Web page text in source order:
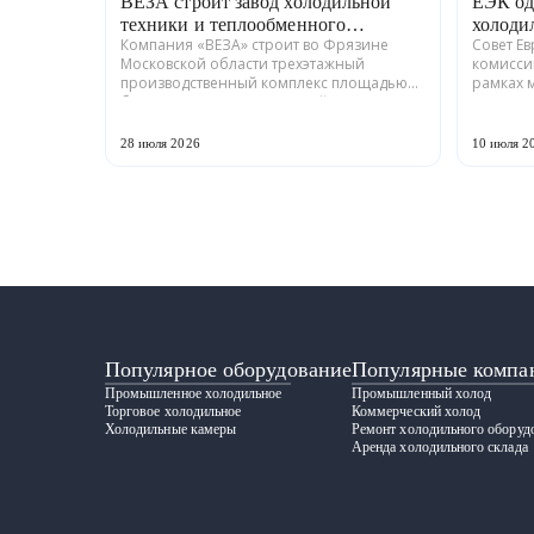
техники и теплообменного
оборудования
Компания «ВЕЗА» строит во Фрязине
Московской области трехэтажный
производственный комплекс площадью
более 12 тыс. кв. м для серийного выпуска
оборудования. ...
28 июля 2026
Совет
рамках
10 июля
Популярное оборудование
Промышленное холодильное
Торговое холодильное
Холодильные камеры
Популярные
Промышленный холод
Коммерческий холод
Ремонт холодильного
Аренда холодильного склада